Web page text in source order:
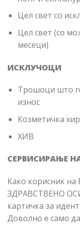
Цел свет со
Цел свет (со
месеци)
ИСКЛУЧОЦИ
Трошоци што
износ
Козметичка
ХИВ
СЕРВИСИРАЊЕ
Како корисник
ЗДРАВСТВЕНО
картичка за
Доволно е само